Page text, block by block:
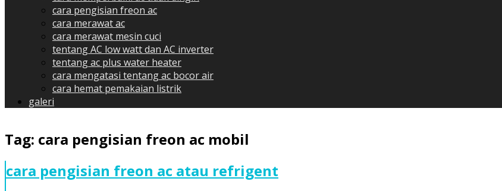
cara pengisian freon ac
cara merawat ac
cara merawat mesin cuci
tentang AC low watt dan AC inverter
tentang ac plus water heater
cara mengatasi tentang ac bocor air
cara hemat pemakaian listrik
galeri
Tag: cara pengisian freon ac mobil
cara pengisian freon ac atau refrigent